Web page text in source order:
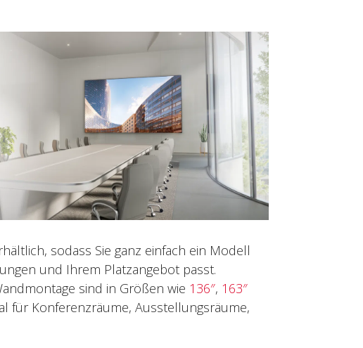
sodass Sie ganz einfach ein Modell
und Ihrem Platzangebot passt.
sind in Größen wie 136″, 163″
für Konferenzräume, Ausstellungsräume,